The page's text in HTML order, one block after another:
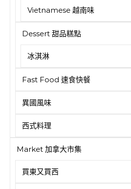
Vietnamese 越南味
Dessert 甜品糕點
冰淇淋
Fast Food 速食快餐
異國風味
西式料理
Market 加拿大市集
買東又買西